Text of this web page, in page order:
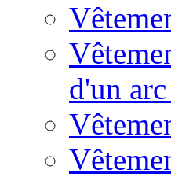
d'un